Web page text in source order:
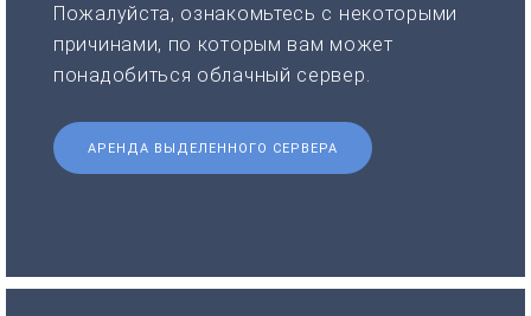
Пожалуйста, ознакомьтесь с некоторыми
причинами, по которым вам может
понадобиться облачный сервер.
АРЕНДА ВЫДЕЛЕННОГО СЕРВЕРА